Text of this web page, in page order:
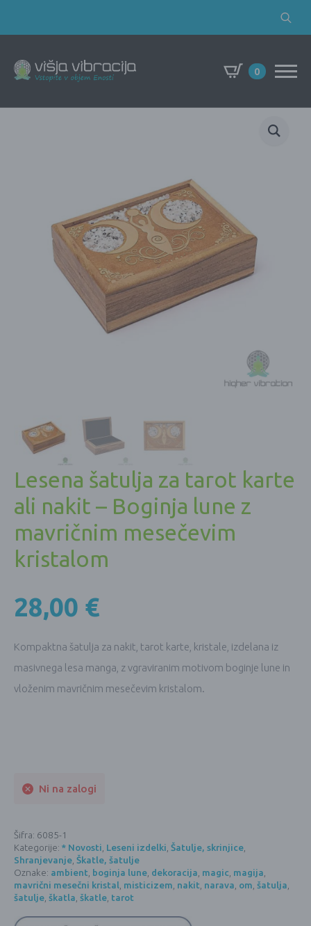
Search
0
Lesena šatulja za tarot karte
ali nakit – Boginja lune z
mavričnim mesečevim
kristalom
28,00 €
Kompaktna šatulja za nakit, tarot karte, kristale, izdelana iz
masivnega lesa manga, z vgraviranim motivom boginje lune in
vloženim mavričnim mesečevim kristalom.
Ni na zalogi
Šifra: 6085-1
Kategorije: * Novosti, Leseni izdelki, Šatulje, skrinjice,
Shranjevanje, Škatle, šatulje
Oznake: ambient, boginja lune, dekoracija, magic, magija,
mavrični mesečni kristal, misticizem, nakit, narava, om, šatulja,
šatulje, škatla, škatle, tarot